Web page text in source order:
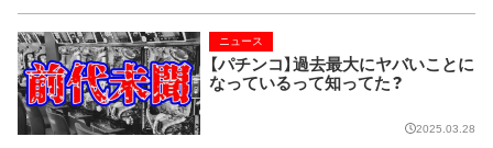
【パチンコ】過去最大にヤバいことに
なっているって知ってた？
ニュース
2025.03.28